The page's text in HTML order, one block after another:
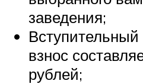
заведения;
Вступительный
взнос
рублей;